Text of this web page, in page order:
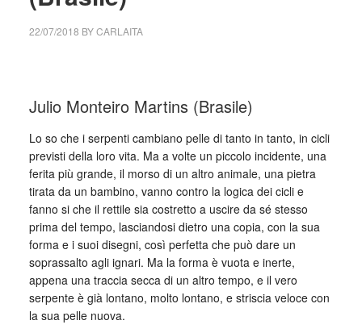
22/07/2018 BYCARLAITA
Julio Monteiro Martins (Brasile)
Lo so che i serpenti cambiano pelle di tanto in tanto, in cicli
previsti della loro vita. Ma a volte un piccolo incidente, una
ferita più grande, il morso di un altro animale, una pietra
tirata da un bambino, vanno contro la logica dei cicli e
fanno si che il rettile sia costretto a uscire da sé stesso
prima del tempo, lasciandosi dietro una copia, con la sua
forma e i suoi disegni, così perfetta che può dare un
soprassalto agli ignari. Ma la forma è vuota e inerte,
appena una traccia secca di un altro tempo, e il vero
serpente è già lontano, molto lontano, e striscia veloce con
la sua pelle nuova.